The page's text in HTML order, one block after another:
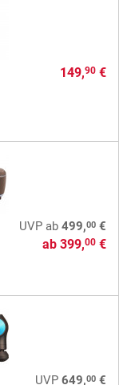
149,90€
UVPab 499,00€
ab 399,00€
UVP 649,00€